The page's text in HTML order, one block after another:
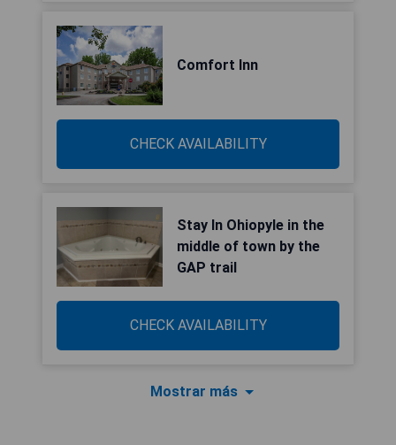
Comfort Inn
CHECK AVAILABILITY
Stay In Ohiopyle in the
middle of town by the
GAP trail
CHECK AVAILABILITY
Mostrar más